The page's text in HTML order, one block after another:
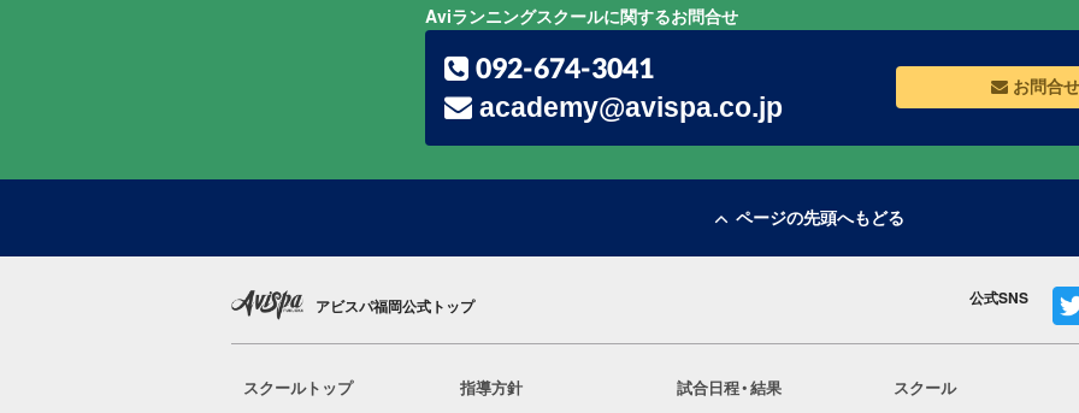
Aviランニングスクールに関するお問合せ
092-674-3041
academy@avispa.co.jp
お問合せ
ページの先頭へもどる
アビスパ福岡公式トップ 公式SNS
スクールトップ 指導方針 試合日程・結果 スクール